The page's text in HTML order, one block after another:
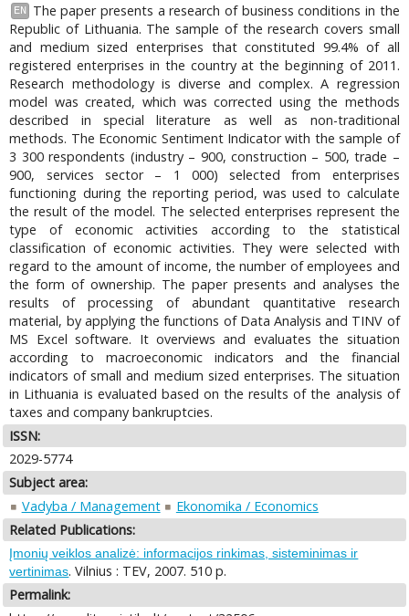
EN
The paper presents a research of business conditions in the
Republic of Lithuania. The sample of the research covers small
and medium sized enterprises that constituted 99.4% of all
registered enterprises in the country at the beginning of 2011.
Research methodology is diverse and complex. A regression
model was created, which was corrected using the methods
described in special literature as well as non-traditional
methods. The Economic Sentiment Indicator with the sample of
3 300 respondents (industry – 900, construction – 500, trade –
900, services sector – 1 000) selected from enterprises
functioning during the reporting period, was used to calculate
the result of the model. The selected enterprises represent the
type of economic activities according to the statistical
classification of economic activities. They were selected with
regard to the amount of income, the number of employees and
the form of ownership. The paper presents and analyses the
results of processing of abundant quantitative research
material, by applying the functions of Data Analysis and TINV of
MS Excel software. It overviews and evaluates the situation
according to macroeconomic indicators and the financial
indicators of small and medium sized enterprises. The situation
in Lithuania is evaluated based on the results of the analysis of
taxes and company bankruptcies.
ISSN:
2029-5774
Subject area:
Vadyba / Management
Ekonomika / Economics
Related Publications:
Įmonių veiklos analizė: informacijos rinkimas, sisteminimas ir
vertinimas. Vilnius : TEV, 2007. 510 p.
Permalink: